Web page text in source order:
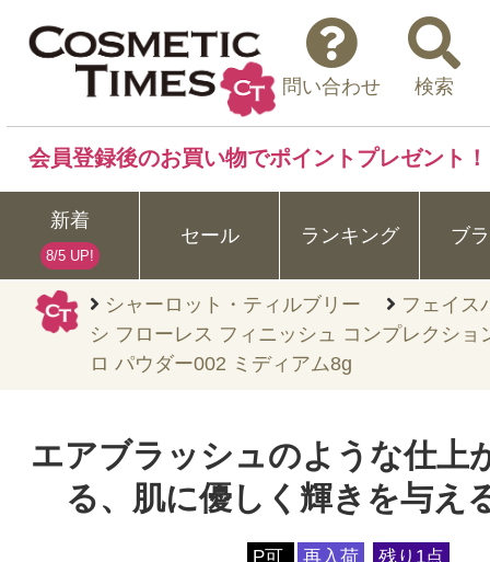
シャーロット・ティルブリー
フェイス
シ フローレス フィニッシュ コンプレクショ
ロ パウダー002 ミディアム8g
問い合わせ 検索
会員登録後のお買い物でポイントプレゼント！
新着
8/5 UP!
セール ランキング ブ
エアブラッシュのような仕上
る、肌に優しく輝きを与え
P可 再入荷 残り1点